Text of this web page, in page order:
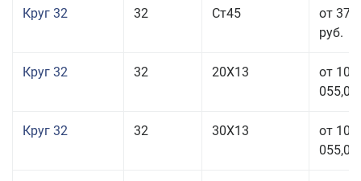
Круг 32 32 Ст45
от 37
руб.
Круг 32 32 20Х13
от 101
055,00
Круг 32 32 30Х13
от 101
055,00